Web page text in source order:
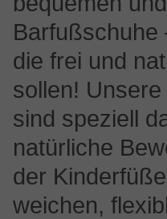
Barfußschuhe
die frei und
sollen!
sind speziell
natürliche
der
weichen,